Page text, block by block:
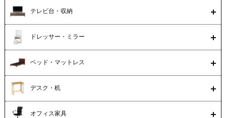
テレビ台・収納
ドレッサー・ミラー
ベッド・マットレス
デスク・机
オフィス家具